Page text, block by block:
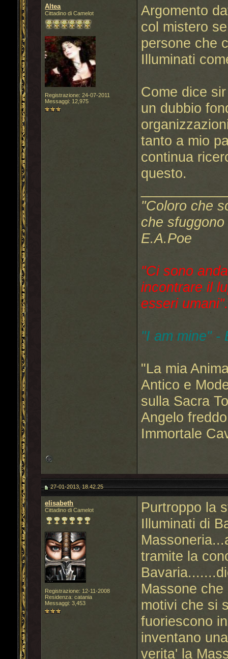
Altea
Cittadino di Camelot
Registrazione: 24-07-2011
Messaggi: 12,975
Argomento
col mistero
persone che
Illuminati
Come dice
un dubbio
tanto a mio
continua
questo.
"Coloro che
che
E.A.Poe
"Ci sono
incontrare il
esseri
"I am mine" -
"La mia
Antico e
sulla Sacra
Angelo
Immortale
27-01-2013, 18.42.25
elisabeth
Cittadino di Camelot
Registrazione: 12-11-2008
Residenza: catania
Messaggi: 3,453
Purtroppo la
Illuminati di
tramite la
Massone
motivi che si
fuoriescono
inventano
verita' la